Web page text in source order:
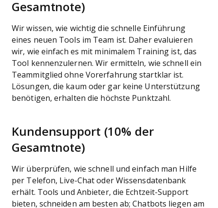
Gesamtnote)
Wir wissen, wie wichtig die schnelle Einführung
eines neuen Tools im Team ist. Daher evaluieren
wir, wie einfach es mit minimalem Training ist, das
Tool kennenzulernen. Wir ermitteln, wie schnell ein
Teammitglied ohne Vorerfahrung startklar ist.
Lösungen, die kaum oder gar keine Unterstützung
benötigen, erhalten die höchste Punktzahl.
Kundensupport (10% der
Gesamtnote)
Wir überprüfen, wie schnell und einfach man Hilfe
per Telefon, Live-Chat oder Wissensdatenbank
erhält. Tools und Anbieter, die Echtzeit-Support
bieten, schneiden am besten ab; Chatbots liegen am